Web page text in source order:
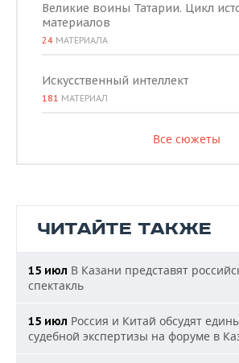
Великие воины Татарии. Цикл
материалов
24 МАТЕРИАЛА
Искусственный интеллект
181 МАТЕРИАЛ
Все сюжеты
ЧИТАЙТЕ ТАКЖЕ
15 июл В Казани представят
спектакль
15 июл Россия и Китай обсудят
судебной экспертизы на форуме в